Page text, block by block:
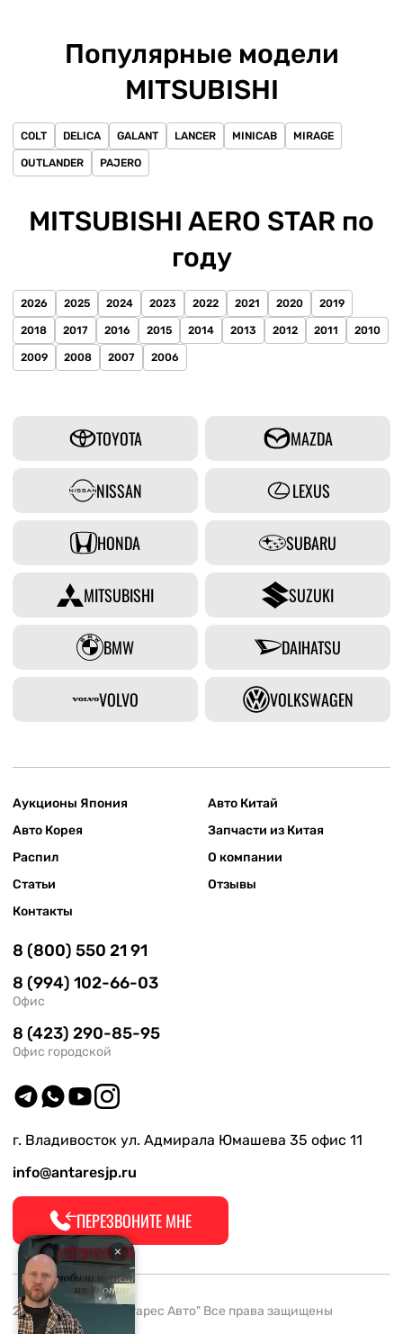
Популярные модели
MITSUBISHI
COLT DELICA GALANT LANCER MINICAB MIRAGE
OUTLANDER PAJERO
MITSUBISHI AERO STAR по
году
2026 2025 2024 2023 2022 2021 2020 2019
2018 2017 2016 2015 2014 2013 2012 2011 2010
2009 2008 2007 2006
TOYOTA MAZDA
NISSAN LEXUS
HONDA SUBARU
MITSUBISHI SUZUKI
BMW DAIHATSU
VOLVO VOLKSWAGEN
Аукционы Япония
Авто Китай
Авто Корея
Запчасти из Китая
Распил
О компании
Статьи
Отзывы
Контакты
8 (800) 550 21 91
8 (994) 102-66-03
Офис
8 (423) 290-85-95
Офис городской
г. Владивосток ул. Адмирала Юмашева 35 офис 11
info@antaresjp.ru
ПЕРЕЗВОНИТЕ МНЕ
2008-2026 ООО "Антарес Авто" Все права защищены